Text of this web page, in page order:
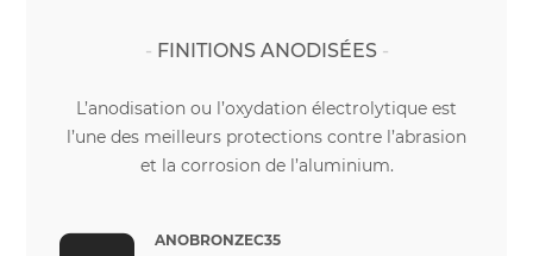
FINITIONS ANODISÉES
L’anodisation ou l’oxydation électrolytique est
l’une des meilleurs protections contre l’abrasion
et la corrosion de l’aluminium.
ANOBRONZEC35